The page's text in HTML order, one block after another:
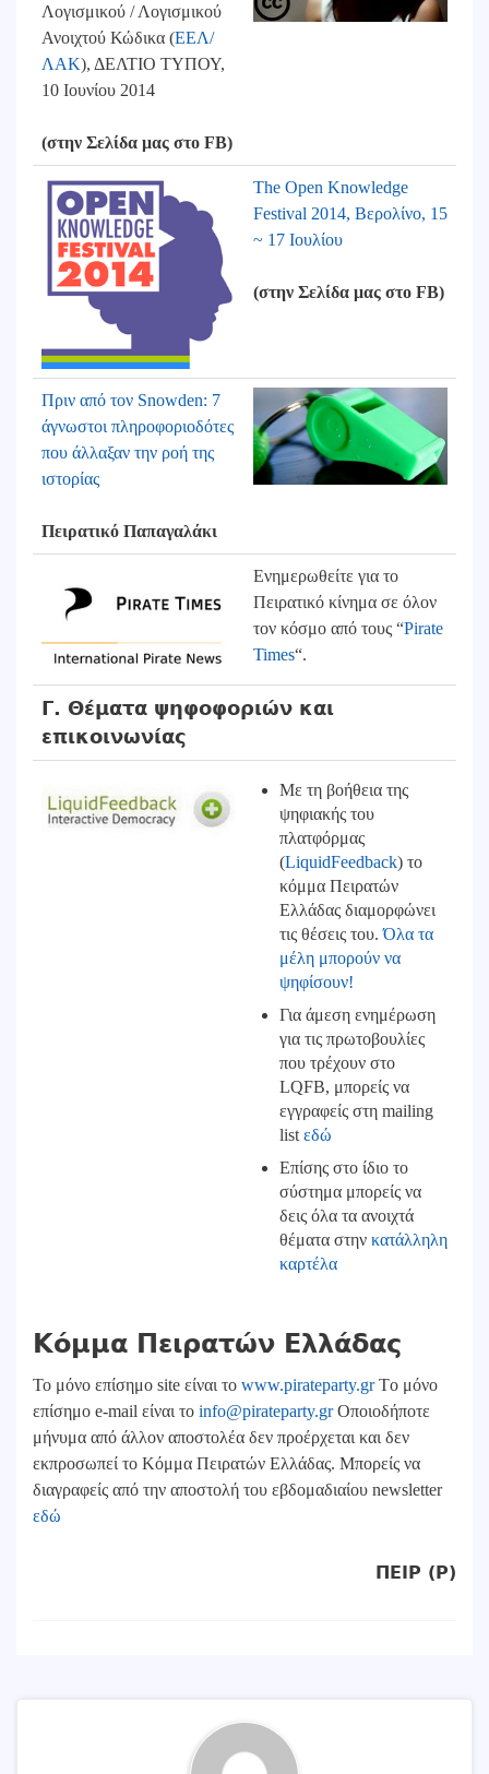
Λογισμικού / Λογισμικού
Ανοιχτού Κώδικα (ΕΕΛ/
ΛΑΚ), ΔΕΛΤΙΟ ΤΥΠΟΥ,
10 Ιουνίου 2014
(στην Σελίδα μας στο FB)
The Open Knowledge
Festival 2014, Βερολίνο, 15
~ 17 Ιουλίου
(στην Σελίδα μας στο FB)
Πριν από τον Snowden: 7
άγνωστοι πληροφοριοδότες
που άλλαξαν την ροή της
ιστορίας
Πειρατικό Παπαγαλάκι
Ενημερωθείτε για το
Πειρατικό κίνημα σε όλον
τον κόσμο από τους “Pirate
Times“.
Γ. Θέματα ψηφοφοριών και
επικοινωνίας
Με τη βοήθεια της
ψηφιακής του
πλατφόρμας
(LiquidFeedback) το
κόμμα Πειρατών
Ελλάδας διαμορφώνει
τις θέσεις του.Όλα τα
μέλη μπορούν να
ψηφίσουν!
Για άμεση ενημέρωση
για τις πρωτοβουλίες
που τρέχουν στο
LQFB, μπορείς να
εγγραφείς στη mailing
list εδώ
Επίσης στο ίδιο το
σύστημα μπορείς να
δεις όλα τα ανοιχτά
θέματα στην κατάλληλη
καρτέλα
Κόμμα Πειρατών Ελλάδας
Το μόνο επίσημο site είναι το www.pirateparty.gr Tο μόνο
επίσημο e-mail είναι το info@pirateparty.gr Οποιοδήποτε
μήνυμα από άλλον αποστολέα δεν προέρχεται και δεν
εκπροσωπεί το Κόμμα Πειρατών Ελλάδας. Μπορείς να
διαγραφείς από την αποστολή του εβδομαδιαίου newsletter
εδώ
ΠΕΙΡ (P)